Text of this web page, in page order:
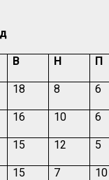
В Н П
18 8 6
16 10 6
15 12 5
15 7 10